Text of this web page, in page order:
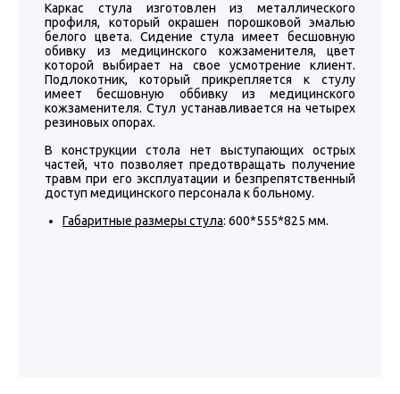
Каркас стула изготовлен из металлического
профиля, который окрашен порошковой эмалью
белого цвета. Сидение стула имеет бесшовную
обивку из медицинского кожзаменителя, цвет
которой выбирает на свое усмотрение клиент.
Подлокотник, который прикрепляется к стулу
имеет бесшовную оббивку из медицинского
кожзаменителя. Стул устанавливается на четырех
резиновых опорах.
В конструкции стола нет выступающих острых
частей, что позволяет предотвращать получение
травм при его эксплуатации и безпрепятственный
доступ медицинского персонала к больному.
Габаритные размеры стула: 600*555*825 мм.